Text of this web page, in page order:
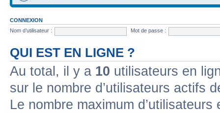
CONNEXION
Nom d’utilisateur :
Mot de passe :
QUI EST EN LIGNE ?
Au total, il y a 10 utilisateurs en
sur le nombre d’utilisateurs actifs
Le nombre maximum